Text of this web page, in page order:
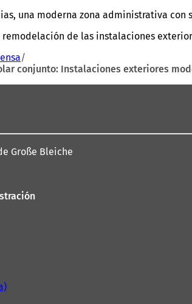
una moderna zona administrativa
de las instalaciones
conjunto: Instalaciones exteriores
Große Bleiche